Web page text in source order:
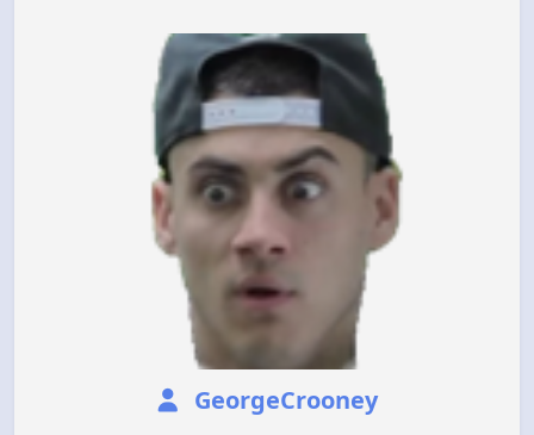
GeorgeCrooney